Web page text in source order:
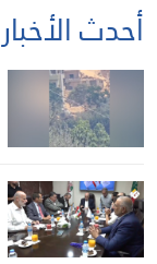
أحدث الأخبار